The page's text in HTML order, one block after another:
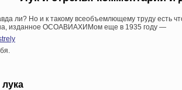
ли? Но и к такому всеобъемлющему труду есть
изданное ОСОАВИАХИМом еще в 1935 году —